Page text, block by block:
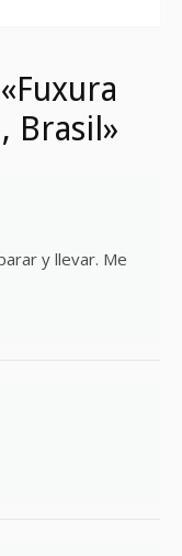
Brasil»
y llevar. Me